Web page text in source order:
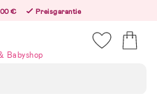
€
Preisgarantie
noch am selben Werktag!
Babyshop